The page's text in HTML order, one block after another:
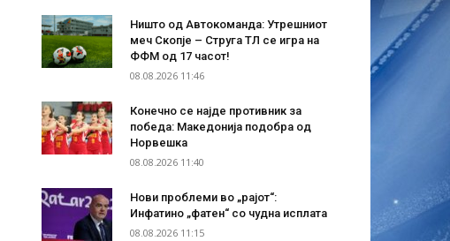
Ништо од Автокоманда: Утрешниот
меч Скопје – Струга ТЛ се игра на
ФФМ од 17 часот!
08.08.2026 11:46
Конечно се најде противник за
победа: Македонија подобра од
Норвешка
08.08.2026 11:40
Нови проблеми во „рајот“:
Инфатино „фатен“ со чудна исплата
08.08.2026 11:15